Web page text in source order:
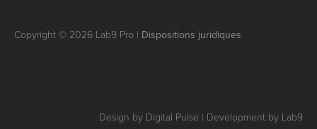
Copyright © 2026 Lab9 Pro | Dispositions juridiques
Design by Digital Pulse | Development by Lab9